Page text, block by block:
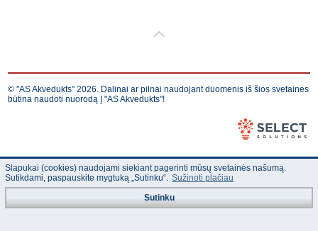
© "AS Akvedukts" 2026. Dalinai ar pilnai naudojant duomenis iš šios svetainės
būtina naudoti nuorodą Į "AS Akvedukts"!
Slapukai (cookies) naudojami siekiant pagerinti mūsų svetainės našumą.
Sutikdami, paspauskite mygtuką „Sutinku“. Sužinoti plačiau
Sutinku